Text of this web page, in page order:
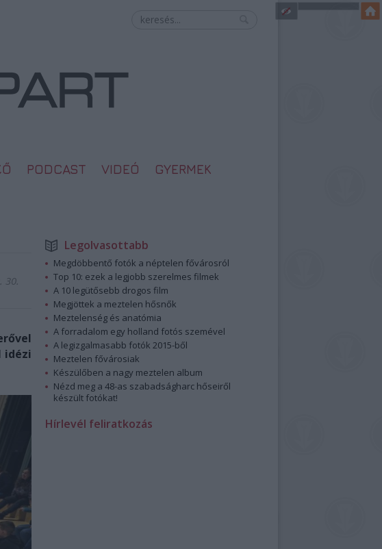
PODCAST VIDEÓ GYERMEK
30.
idézi
Legolvasottabb
Megdöbbentő fotók a néptelen fővárosról
Top 10: ezek a legjobb szerelmes filmek
A 10 legütősebb drogos film
Megjöttek a meztelen hősnők
Meztelenség és anatómia
A forradalom egy holland fotós szemével
A legizgalmasabb fotók 2015-ből
Meztelen fővárosiak
Készülőben a nagy meztelen album
Nézd meg a 48-as szabadságharc hőseiről
készült fotókat!
Hírlevél feliratkozás